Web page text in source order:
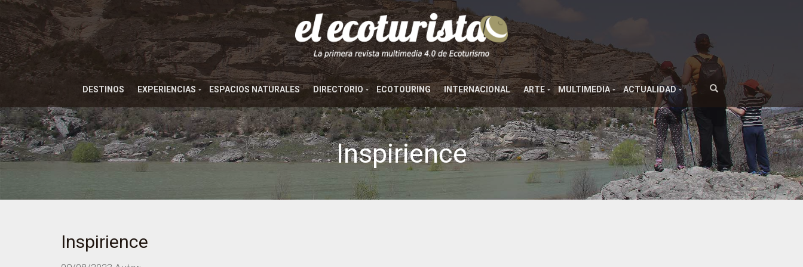
DESTINOS EXPERIENCIAS ESPACIOS NATURALES DIRECTORIO ECOTOURING INTERNACIONAL ARTE MULTIMEDIA ACTUALIDAD
Inspirience
Inspirience